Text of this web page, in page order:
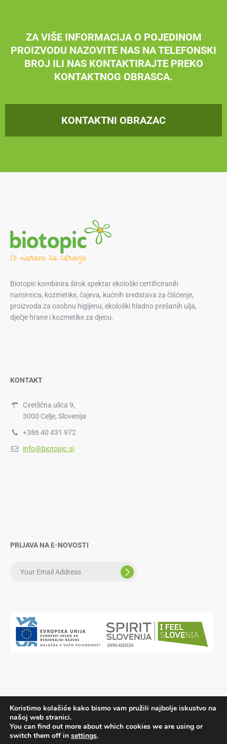
ZA VIŠE INFORMACIJA O POJEDINOM
PROIZVODU NAZOVITE NAS NA TELEFONSKI
BROJ ILI NAS KONTAKTIRAJTE PREKO
KONTAKTNOG OBRASCA.
KONTAKTNI OBRAZAC
Biotopic kombinira širok spektar ekološki certificiranih
namirnica, kozmetike, čajeva, kućnih sredstava za čišćenje,
proizvoda za osobnu higijenu, ekološki hladno prešanih ulja,
dječje hrane i kozmetike za djecu.
KONTAKT
Cvetlična ulica 9,
3000 Celje, Slovenija
+386 40 431 972
info@biotopic.si
PRIJAVA NA E-NOVOSTI
© 2018. All rights reserved by Biotopic d.o.o.. Made by love
Biotopic,
Marcelino & Lea Gorenšek s.p.
Koristimo kolačiće kako bismo vam pružili najbolje iskustvo na
našoj web stranici.
You can find out more about which cookies we are using or
switch them off in settings.